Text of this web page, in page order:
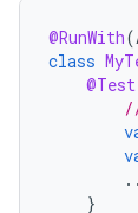
@RunWith(
class
@Test
}